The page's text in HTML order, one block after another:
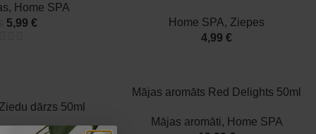
, Home SPA
5,99 € Home SPA, Ziepes
4,99 €
dārzs 50ml
Mājas aromāts Red Delights 50ml
Mājas aromāti, Home SPA